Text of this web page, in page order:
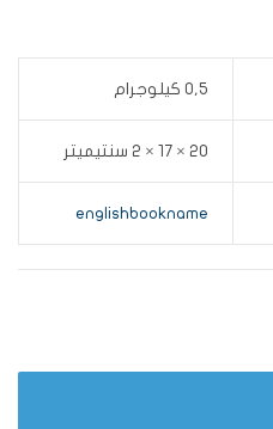
0,5 كيلوجرام
20 × 17 × 2 سنتيميتر
englishbookname